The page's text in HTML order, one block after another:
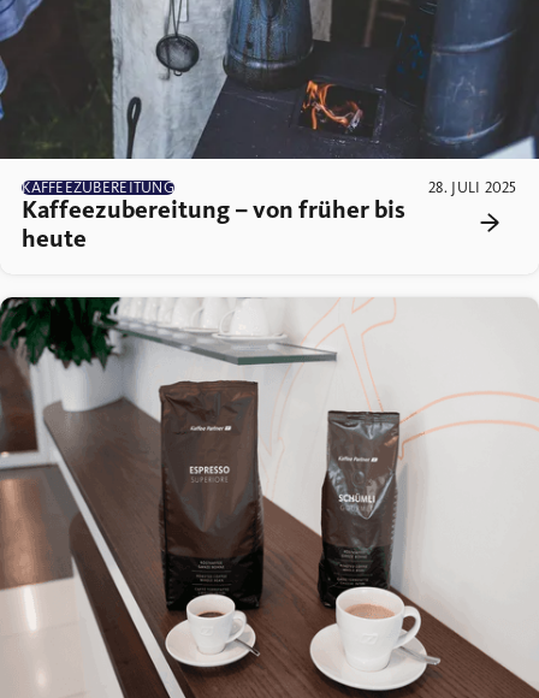
KAFFEEZUBEREITUNG 28. JULI 2025
Kaffeezubereitung – von früher bis
heute